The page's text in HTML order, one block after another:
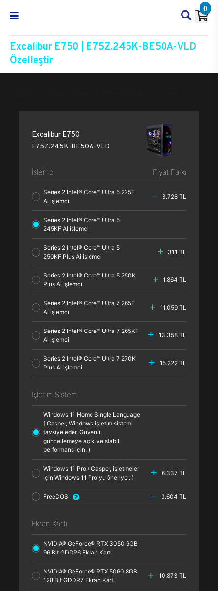
0
Excalibur E750 | E75Z.245K-BE50A-VLD
Özelleştir
Excalibur E750
E75Z.245K-BE50A-VLD
İşlemci Fiyat Farkı
Series 2 Intel® Core™ Ultra 5 225F
Ai işlemci
3.728 TL
Series 2 Intel® Core™ Ultra 5
245KF AI işlemci
Series 2 Intel® Core™ Ultra 5
250KF Plus Ai işlemci
311 TL
Series 2 Intel® Core™ Ultra 5 250K
Plus Ai işlemci
1.864 TL
Series 2 Intel® Core™ Ultra 7 265F
Ai işlemci
11.059 TL
Series 2 Intel® Core™ Ultra 7 265KF
Ai işlemci
13.358 TL
Series 2 Intel® Core™ Ultra 7 270K
Plus Ai işlemci
15.222 TL
İşletim Sistemi
Windows 11 Home Single Language
( Casper, Windows işletim sistemi
tavsiye eder. Güvenli,
güncellemeye açık ve stabil
performans için. )
Windows 11 Pro ( Casper, işletmeler
için Windows 11 Pro'yu öneriyor. )
6.337 TL
FreeDOS 3.604 TL
Ekran Kartı
NVIDIA® GeForce® RTX 3050 6GB
96 Bit GDDR6 Ekran Kartı
NVIDIA® GeForce® RTX 5060 8GB
128 Bit GDDR7 Ekran Kartı
10.873 TL